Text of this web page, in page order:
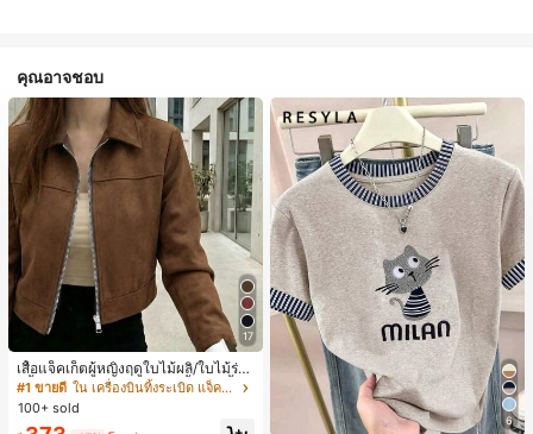
คุณอาจชอบ
17
เสื้อแจ็คเก็ตผู้หญิงฤดูใบไม้ผลิ/ใบไม้ร่วง
สีพื้น หนังเทียม สไตล์ปกคอเสื้อ ซิปขึ้น
แขนยาว สไตล์ลำลอง วิทยาลัย สนามบิ
น เสื้อนอก สีน้ำตาล สไตล์สบายๆ ฤดูใบ
#1 ขายดี
ใน เครื่องบินทิ้งระเบิด แจ็คเก็ตผู้หญิง
100+ sold
6